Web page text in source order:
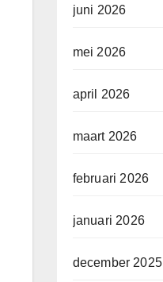
juni 2026
mei 2026
april 2026
maart 2026
februari 2026
januari 2026
december 2025